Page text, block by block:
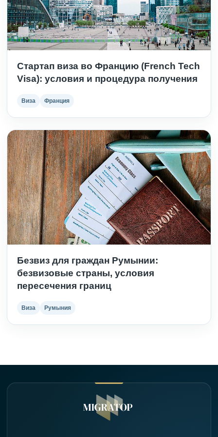
Стартап виза во Францию (French Tech
Visa): условия и процедура получения
Виза Франция
Безвиз для граждан Румынии:
безвизовые страны, условия
пересечения границ
Виза Румыния